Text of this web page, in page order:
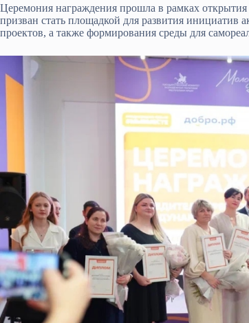
Церемония награждения прошла в рамках
призван стать площадкой для развития
проектов, а также формирования среды для